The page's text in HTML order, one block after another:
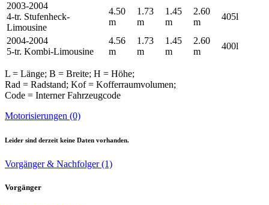
2003-2004
4-tr. Stufenheck-
Limousine
4.50
m
1.73
m
1.45
m
2.60
m
405l
2004-2004
5-tr. Kombi-Limousine
4.56
m
1.73
m
1.45
m
2.60
m
400l
L = Länge; B = Breite; H = Höhe;
Rad = Radstand; Kof = Kofferraumvolumen;
Code = Interner Fahrzeugcode
Motorisierungen (0)
Leider sind derzeit keine Daten vorhanden.
Vorgänger & Nachfolger (1)
Vorgänger